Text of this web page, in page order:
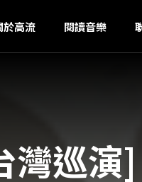
於高流 閱讀音樂
巡